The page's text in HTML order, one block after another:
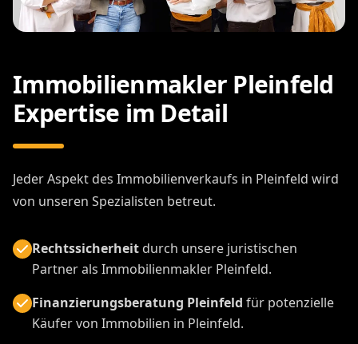
Immobilienmakler Pleinfeld
Expertise im Detail
Jeder Aspekt des Immobilienverkaufs in Pleinfeld wird
von unseren Spezialisten betreut.
Rechtssicherheitdurch unsere juristischen
Partner als Immobilienmakler Pleinfeld.
Finanzierungsberatung Pleinfeld für potenzielle
Käufer von Immobilien in Pleinfeld.